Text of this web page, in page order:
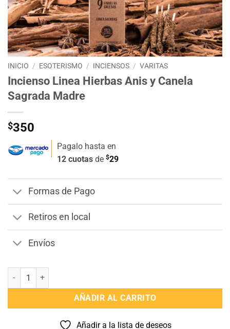
INICIO / ESOTERISMO / INCIENSOS / VARITAS
Incienso Linea Hierbas Anis y Canela
Sagrada Madre
$350
Pagalo hasta en
12 cuotas de $29
Formas de Pago
Retiros en local
Envíos
Incienso Linea Hierbas Anis y Canela Sagrada Madre cantidad
AÑADIR AL CARRITO
Añadir a la lista de deseos